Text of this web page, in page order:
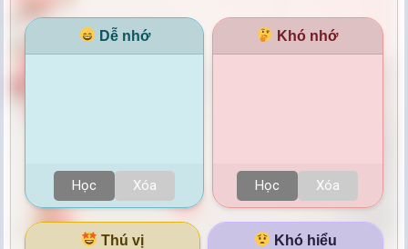
Dễ nhớ
Học Xóa
Khó nhớ
Học Xóa
Thú vị Khó hiểu